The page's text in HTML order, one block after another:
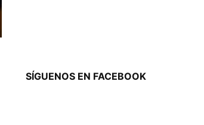
SÍGUENOS EN FACEBOOK